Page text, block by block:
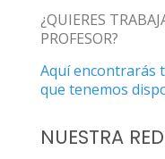
¿QUIERES
PROFESOR?
Aquí encontrarás
que tenemos
NUESTRA